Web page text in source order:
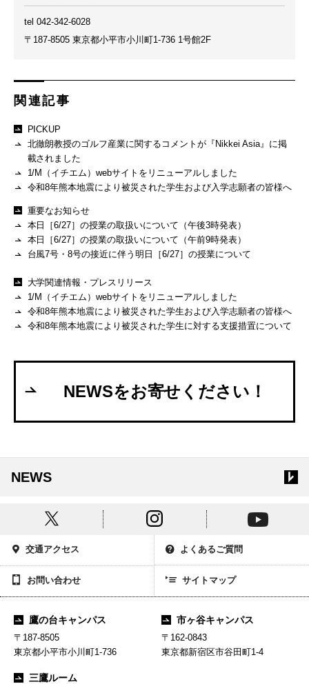
tel 042-342-6028
〒187-8505 東京都小平市小川町1-736 1号館2F
関連記事
PICKUP
北徹朗教授のゴルフ産業に関するコメントが『Nikkei Asia』に掲
載されました
1/M（イチエム）webサイトをリニューアルしました
令和8年熊本地震により被災された学生および入学志願者の皆様へ
重要なお知らせ
本日［6/27］の授業の取扱いについて（午後3時発表）
本日［6/27］の授業の取扱いについて（午前9時発表）
台風7号・8号の接近に伴う明日［6/27］の授業について
大学関連情報・プレスリリース
1/M（イチエム）webサイトをリニューアルしました
令和8年熊本地震により被災された学生および入学志願者の皆様へ
令和8年熊本地震により被災された学生に対する支援措置について
NEWSをお寄せください！
NEWS
交通アクセス よくあるご質問
お問い合わせ サイトマップ
鷹の台キャンパス
〒187-8505
東京都小平市小川町1-736
市ヶ谷キャンパス
〒162-0843
東京都新宿区市谷田町1-4
三鷹ルーム